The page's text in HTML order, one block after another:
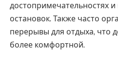
достопримечательностях
остановок. Также часто
перерывы для отдыха, что
более комфортной.